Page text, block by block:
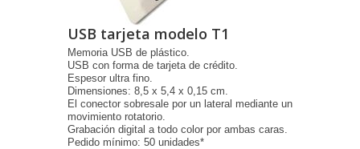
USB tarjeta modelo T1
Memoria USB de plástico.
USB con forma de tarjeta de crédito.
Espesor ultra fino.
Dimensiones: 8,5 x 5,4 x 0,15 cm.
El conector sobresale por un lateral mediante un
movimiento rotatorio.
Grabación digital a todo color por ambas caras.
Pedido mínimo: 50 unidades*